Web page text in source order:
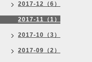
2017-12（6）
2017-11（1）
2017-10（3）
2017-09（2）